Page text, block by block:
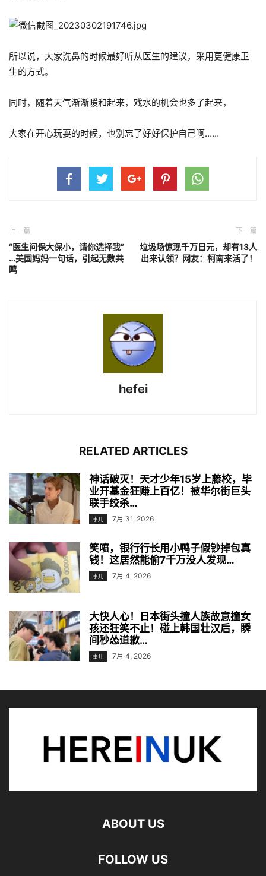
所以说，大家洗鼻的时候最好听从医生的建议，采用更健康卫
生的方式。
同时，随着天气渐渐暖和起来，戏水的机会也多了起来，
大家在开心玩耍的时候，也别忘了好好保护自己啊……
上一篇
“医生问保大保小，请你选择我”
…美国妈妈一句话，引起无数共
鸣
下一篇
垃圾场惊现千万日元，却有13人
出来认领？网友：柯南来活了！
hefei
RELATED ARTICLES
神话破灭！天才少年15岁上藤校，毕
业开基金狂赚上百亿！被华尔街巨头
联手绞杀…
事儿 7月 31, 2026
笑喷，银行行长用小鸭子假钞掉包真
钱！这居然能偷7千万没人发现…
事儿 7月 4, 2026
大快人心！日本街头撞人族故意撞女
孩还狂笑不止！碰上韩国壮汉后，瞬
间秒怂道歉…
事儿 7月 4, 2026
ABOUT US
FOLLOW US